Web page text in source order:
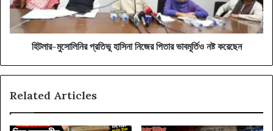
ভাবমূর্তিও
করেছেন
হিটলার-মুসোলিনির প্রতিভূ হাসিনা নিজের পিতার ভাবমূর্তিও নষ্ট করেছেন
Related Articles